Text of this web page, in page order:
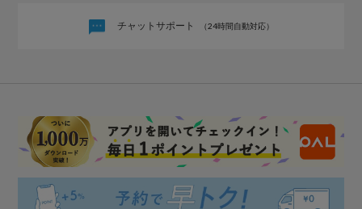
チャットサポート （24時間自動対応）